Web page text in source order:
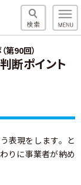
第90回）
判断ポイント
表現をします。と
りに事業者が納め